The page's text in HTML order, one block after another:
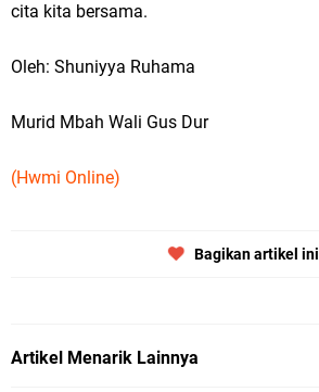
cita kita bersama.
Oleh: Shuniyya Ruhama
Murid Mbah Wali Gus Dur
(Hwmi Online)
Bagikan artikel ini
Artikel Menarik Lainnya